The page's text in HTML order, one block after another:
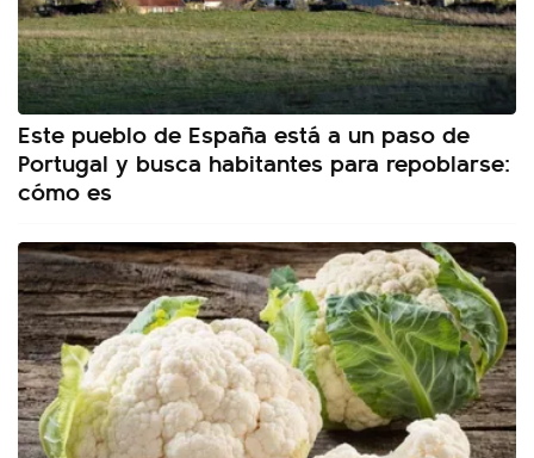
Este pueblo de España está a un paso de
Portugal y busca habitantes para repoblarse:
cómo es